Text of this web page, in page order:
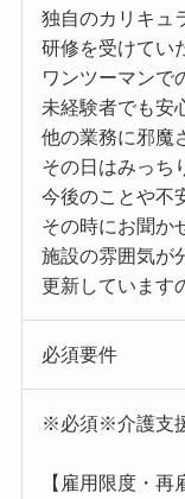
独自のカリキュ
研修を受けてい
ワンツーマンで
未経験者でも安
他の業務に邪魔
その日はみっち
今後のことや不
その時にお聞か
施設の雰囲気が
更新しています
必須要件
※必須※介護支
【雇用限度・再